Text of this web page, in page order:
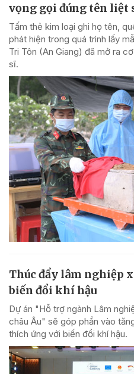
vọng gọi đúng tên liệt
Tấm thẻ kim loại ghi họ tên,
phát hiện trong quá trình lấy
Tri Tôn (An Giang) đã mở ra
sĩ.
Thúc đẩy lâm nghiệp
biến đổi khí hậu
Dự án "Hỗ trợ ngành Lâm
châu Âu" sẽ góp phần vào
thích ứng với biến đổi khí hậu.